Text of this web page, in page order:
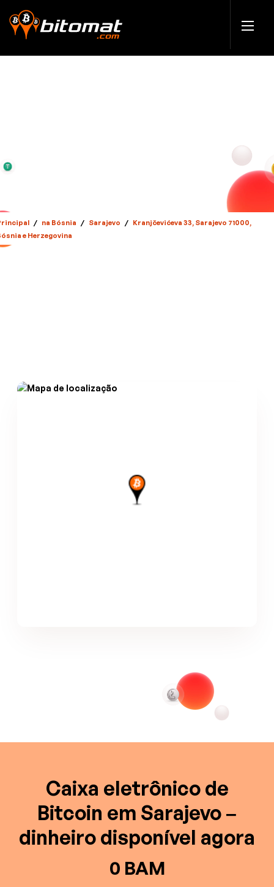
/ na Bósnia / Sarajevo / Kranjčevićeva 33, Sarajevo 71000,
e Herzegovina
Caixa eletrônico de
Bitcoin em Sarajevo –
dinheiro disponível agora
0 BAM